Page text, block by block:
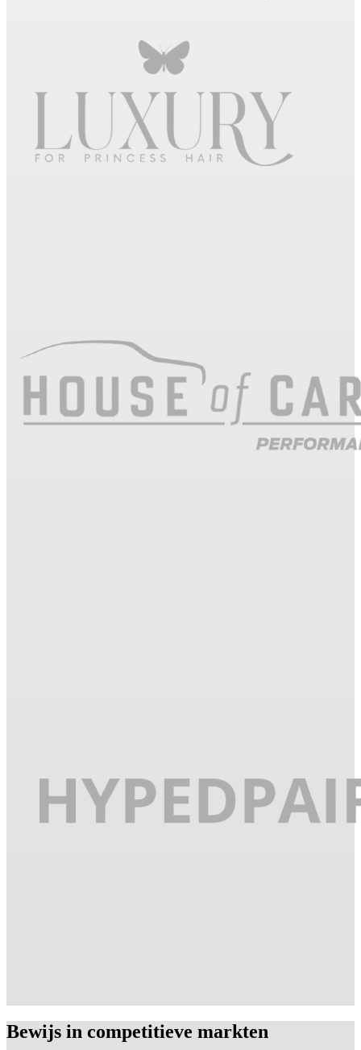
Bewijs in competitieve markten